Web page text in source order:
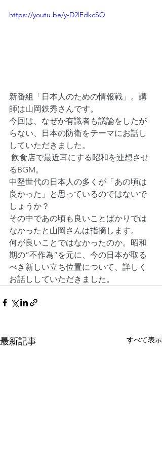
https://youtu.be/y-D2lFdkcSQ
新番組「日本人のための情報戦」。講
師は山岡鉄秀さんです。
今回は、なぜか有識者も議論をしたが
らない、日本の防衛をテーマにお話し
していただきました。
るBGM。
中堅世代の日本人の多くが「あの頃は
良かった」と思っているのではないで
しょうか？
その中であの頃も良いことばかりでは
なかったと山岡さんは指摘します。
何が良いことではなかったのか。昭和
期の”不作為”を元に、今の日本が取る
べき新しい立ち位置について、詳しく
お話ししていただきました。
最新記事 すべて表示